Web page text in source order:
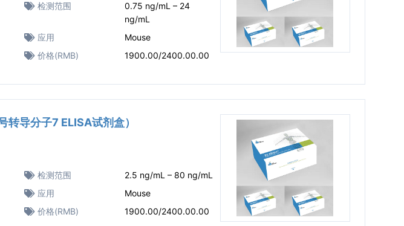
检测范围
0.75 ng/mL – 24
ng/mL
应用
Mouse
价格(RMB) 1900.00/2400.00.00
导分子7 ELISA试剂盒）
检测范围
2.5 ng/mL – 80 ng/mL
应用
Mouse
价格(RMB) 1900.00/2400.00.00